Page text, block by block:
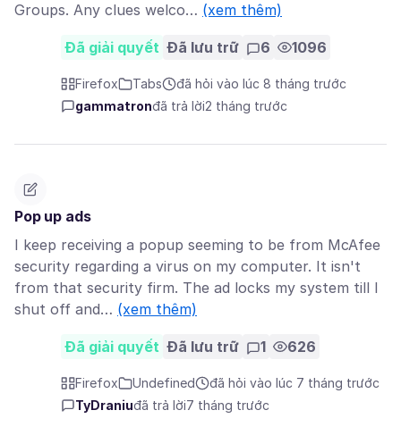
Groups. Any clues welco… (xem thêm)
Đã giải quyết Đã lưu trữ 6 1096
Firefox Tabs
đã hỏi vào lúc 8 tháng trước
gammatronđã trả lời2 tháng trước
Pop up ads
I keep receiving a popup seeming to be from McAfee
security regarding a virus on my computer. It isn't
from that security firm. The ad locks my system till I
shut off and… (xem thêm)
Đã giải quyết Đã lưu trữ 1 626
Firefox Undefined
đã hỏi vào lúc 7 tháng trước
TyDraniuđã trả lời7 tháng trước